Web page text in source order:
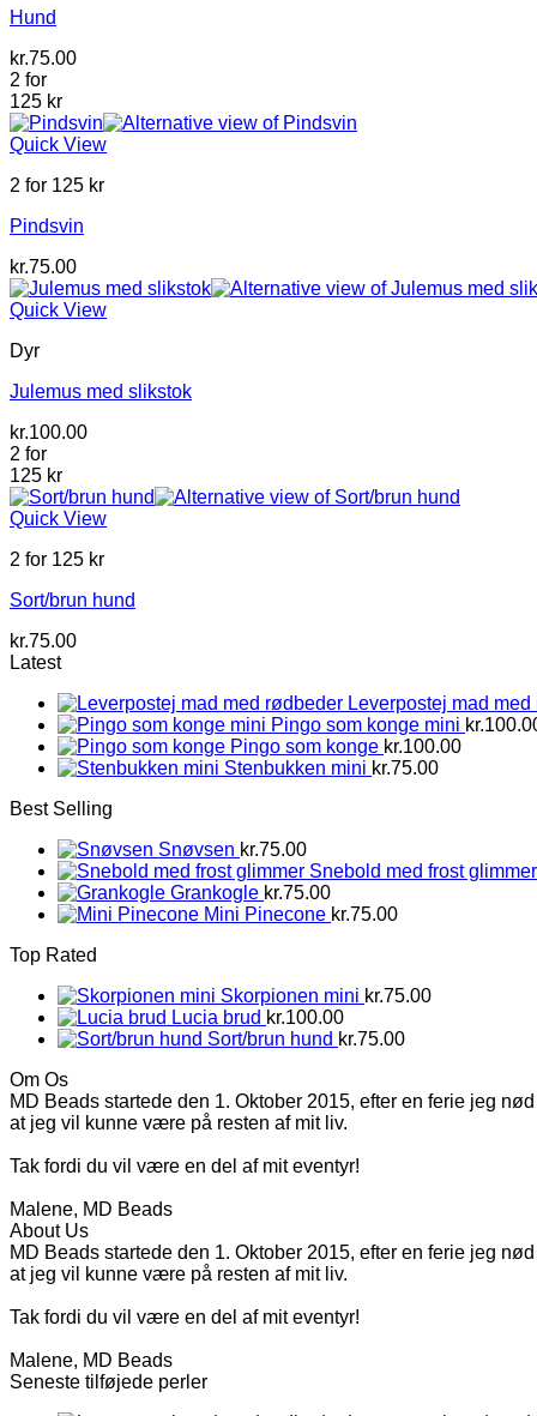
Hund
kr.75.00
2 for
125 kr
Quick View
2 for 125 kr
Pindsvin
kr.75.00
Quick View
Dyr
Julemus med slikstok
kr.100.00
2 for
125 kr
Quick View
2 for 125 kr
Sort/brun hund
kr.75.00
Latest
Leverpostej mad
Pingo som konge mini kr.
Pingo som konge kr.100.00
Stenbukken mini kr.75.00
Best Selling
Snøvsen kr.75.00
Snebold med frost glimmer
Grankogle kr.75.00
Mini Pinecone kr.75.00
Top Rated
Skorpionen mini kr.75.00
Lucia brud kr.100.00
Sort/brun hund kr.75.00
Om Os
MD Beads startede den 1. Oktober 2015, efter en ferie jeg
at jeg vil kunne være på resten af mit liv.
Tak fordi du vil være en del af mit eventyr!
Malene, MD Beads
About Us
MD Beads startede den 1. Oktober 2015, efter en ferie jeg
at jeg vil kunne være på resten af mit liv.
Tak fordi du vil være en del af mit eventyr!
Malene, MD Beads
Seneste tilføjede perler